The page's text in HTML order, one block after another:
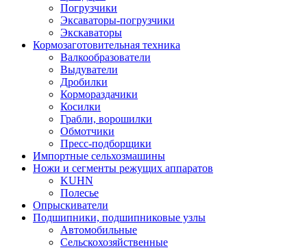
Погрузчики
Эксаваторы-погрузчики
Экскаваторы
Кормозаготовительная техника
Валкообразователи
Выдуватели
Дробилки
Кормораздачики
Косилки
Грабли, ворошилки
Обмотчики
Пресс-подборщики
Импортные сельхозмашины
Ножи и сегменты режущих аппаратов
KUHN
Полесье
Опрыскиватели
Подшипники, подшипниковые узлы
Автомобильные
Сельскохозяйственные